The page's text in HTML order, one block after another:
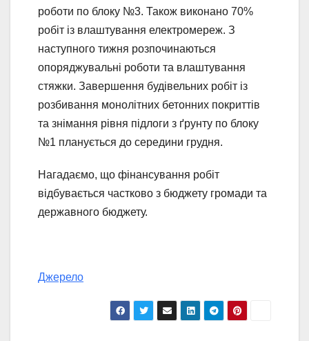
роботи по блоку №3. Також виконано 70%
робіт із влаштування електромереж. З
наступного тижня розпочинаються
опоряджувальні роботи та влаштування
стяжки. Завершення будівельних робіт із
розбивання монолітних бетонних покриттів
та знімання рівня підлоги з ґрунту по блоку
№1 планується до середини грудня.
Нагадаємо, що фінансування робіт
відбувається частково з бюджету громади та
державного бюджету.
Джерело